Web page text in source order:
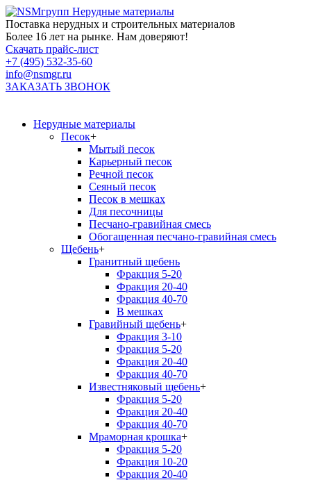
Нерудные материалы
Поставка нерудных и строительных материалов
Более 16 лет на рынке. Нам доверяют!
Скачать прайс-лист
+7 (495) 532-35-60
info@nsmgr.ru
ЗАКАЗАТЬ ЗВОНОК
Нерудные материалы
Песок+
Мытый песок
Карьерный песок
Речной песок
Сеяный песок
Песок в мешках
Для песочницы
Песчано-гравийная смесь
Обогащенная песчано-гравийная смесь
Щебень+
Гранитный щебень
Фракция 5-20
Фракция 20-40
Фракция 40-70
В мешках
Гравийный щебень+
Фракция 3-10
Фракция 5-20
Фракция 20-40
Фракция 40-70
Известняковый щебень+
Фракция 5-20
Фракция 20-40
Фракция 40-70
Мраморная крошка+
Фракция 5-20
Фракция 10-20
Фракция 20-40